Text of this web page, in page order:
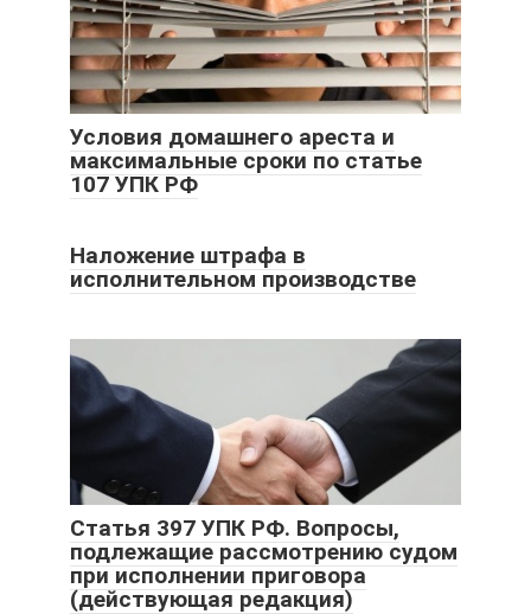
Условия домашнего ареста и
максимальные сроки по статье
107 УПК РФ
Наложение штрафа в
исполнительном производстве
Статья 397 УПК РФ. Вопросы,
подлежащие рассмотрению судом
при исполнении приговора
(действующая редакция)